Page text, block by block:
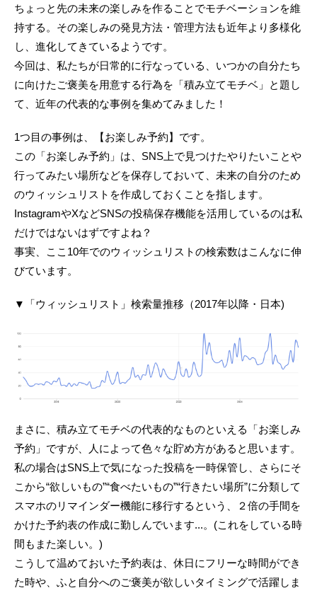
ちょっと先の未来の楽しみを作ることでモチベーションを維
持する。その楽しみの発見方法・管理方法も近年より多様化
し、進化してきているようです。
今回は、私たちが日常的に行なっている、いつかの自分たち
に向けたご褒美を用意する行為を「積み立てモチベ」と題し
て、近年の代表的な事例を集めてみました！
1つ目の事例は、【お楽しみ予約】です。
この「お楽しみ予約」は、SNS上で見つけたやりたいことや
行ってみたい場所などを保存しておいて、未来の自分のため
のウィッシュリストを作成しておくことを指します。
InstagramやXなどSNSの投稿保存機能を活用しているのは私
だけではないはずですよね？
事実、ここ10年でのウィッシュリストの検索数はこんなに伸
びています。
▼「ウィッシュリスト」検索量推移（2017年以降・日本)
まさに、積み立てモチベの代表的なものといえる「お楽しみ
予約」ですが、人によって色々な貯め方があると思います。
私の場合はSNS上で気になった投稿を一時保管し、さらにそ
こから“欲しいもの”“食べたいもの”“行きたい場所”に分類して
スマホのリマインダー機能に移行するという、２倍の手間を
かけた予約表の作成に勤しんでいます...。(これをしている時
間もまた楽しい。)
こうして温めておいた予約表は、休日にフリーな時間ができ
た時や、ふと自分へのご褒美が欲しいタイミングで活躍しま